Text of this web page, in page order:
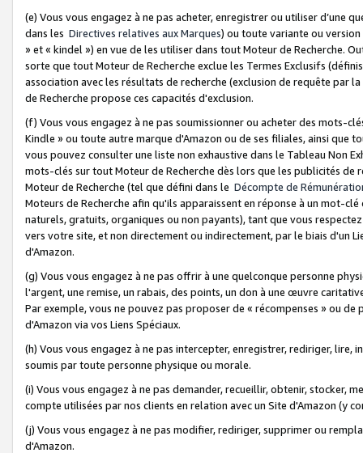
(e) Vous vous engagez à ne pas acheter, enregistrer ou utiliser d’une
dans les Directives relatives aux Marques) ou toute variante ou
» et « kindel ») en vue de les utiliser dans tout Moteur de Recherche.
sorte que tout Moteur de Recherche exclue les Termes Exclusifs
association avec les résultats de recherche (exclusion de requête
de Recherche propose ces capacités d'exclusion.
(f) Vous vous engagez à ne pas soumissionner ou acheter des mots-
Kindle » ou toute autre marque d'Amazon ou de ses filiales, ainsi que
vous pouvez consulter une liste non exhaustive dans le Tableau Non
mots-clés sur tout Moteur de Recherche dès lors que les publicités de
Moteur de Recherche (tel que défini dans le Décompte de
Moteurs de Recherche afin qu'ils apparaissent en réponse à un mot-
naturels, gratuits, organiques ou non payants), tant que vous
vers votre site, et non directement ou indirectement, par le biais d'un
d'Amazon.
(g) Vous vous engagez à ne pas offrir à une quelconque personne
l'argent, une remise, un rabais, des points, un don à une œuvre
Par exemple, vous ne pouvez pas proposer de « récompenses » ou
d'Amazon via vos Liens Spéciaux.
(h) Vous vous engagez à ne pas intercepter, enregistrer, rediriger,
soumis par toute personne physique ou morale.
(i) Vous vous engagez à ne pas demander, recueillir, obtenir, stocker,
compte utilisées par nos clients en relation avec un Site d'Amazon (y
(j) Vous vous engagez à ne pas modifier, rediriger, supprimer ou
d'Amazon.